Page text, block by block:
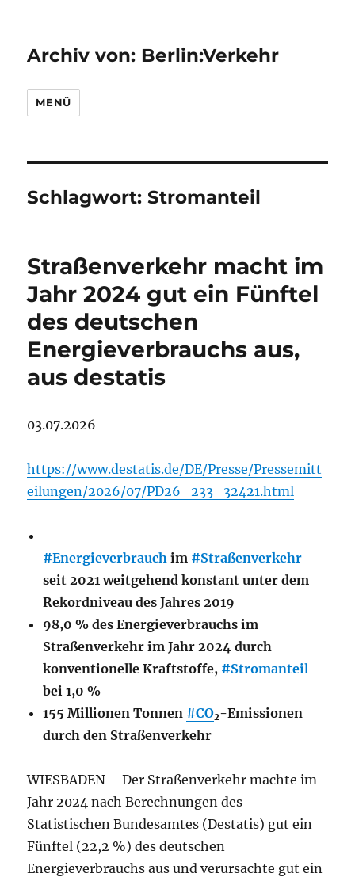
Archiv von: Berlin:Verkehr
MENÜ
Schlagwort:Stromanteil
Straßenverkehr macht im
Jahr 2024 gut ein Fünftel
des deutschen
Energieverbrauchs aus,
aus destatis
03.07.2026
https://www.destatis.de/DE/Presse/Pressemitt
eilungen/2026/07/PD26_233_32421.html
#Energieverbrauch im #Straßenverkehr
seit 2021 weitgehend konstant unter dem
Rekordniveau des Jahres 2019
98,0 % des Energieverbrauchs im
Straßenverkehr im Jahr 2024 durch
konventionelle Kraftstoffe, #Stromanteil
bei 1,0 %
155 Millionen Tonnen #CO2-Emissionen
durch den Straßenverkehr
WIESBADEN – Der Straßenverkehr machte im
Jahr 2024 nach Berechnungen des
Statistischen Bundesamtes (Destatis) gut ein
Fünftel (22,2 %) des deutschen
Energieverbrauchs aus und verursachte gut ein